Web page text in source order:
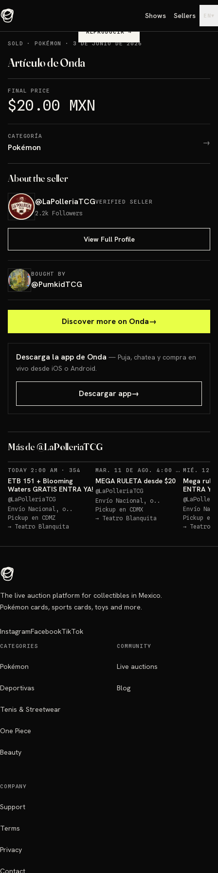
Shows Sellers EN ▾
REPRODUCIR→
SOLD
·POKÉMON · 3 DE JUNIO DE 2026
Artículo de Onda
FINAL PRICE
$20.00 MXN
CATEGORÍA
Pokémon →
About the seller
@LaPolleriaTCGVERIFIED SELLER
2.2k Followers
View Full Profile
BOUGHT BY
@PumkidTCG
Discover more on Onda→
Descarga la app de Onda — Puja, chatea y compra en
vivo desde iOS o Android.
Descargar app→
Más de @LaPolleriaTCG
Sorteo: ETB 151 GRATIS! →
TODAY 2:00 AM · 354 RECORDATORIOS
ETB 151 + Blooming
Waters GRATIS ENTRA YA!
@LaPolleriaTCG
Envío Nacional, o..
Pickup en CDMZ
→ Teatro Blanquita
MAR. 11 DE AGO. 4:00 AM · 128
MEGA RULETA desde $20
@LaPolleriaTCG
Envío Nacional, o..
Pickup en CDMX
→ Teatro Blanquita
Mega
ENTRA YA
@
Envío
Pickup en
→ Teatro
The live auction platform for collectibles in Mexico.
Pokémon cards, sports cards, toys and more.
InstagramFacebookTikTok
CATEGORIES
Pokémon
Deportivas
Tenis & Streetwear
One Piece
Beauty
COMMUNITY
Live auctions
Blog
COMPANY
Support
Terms
Privacy
Contact